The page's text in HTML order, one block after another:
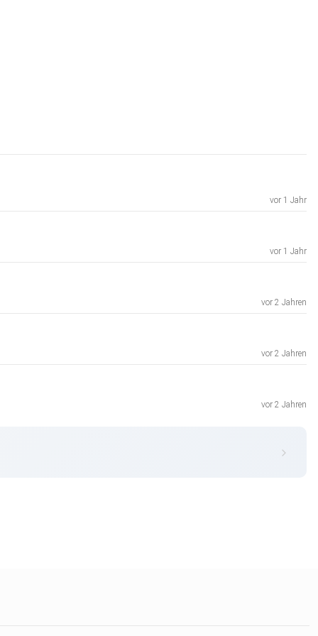
vor 1 Jahr
vor 1 Jahr
vor 2 Jahren
vor 2 Jahren
vor 2 Jahren